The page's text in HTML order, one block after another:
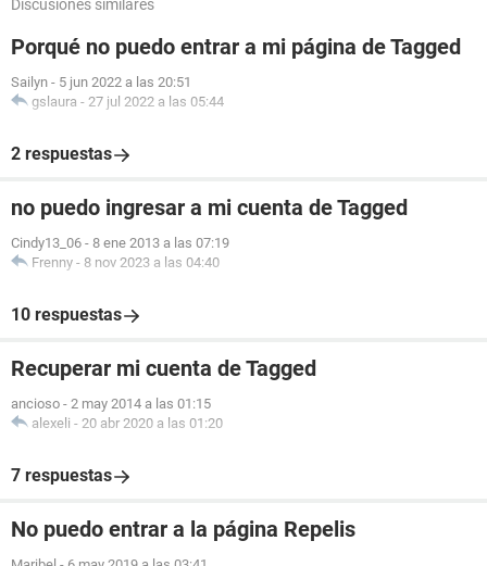
Discusiones similares
Porqué no puedo entrar a mi página de Tagged
Sailyn - 5 jun 2022 a las 20:51
gslaura - 27 jul 2022 a las 05:44
2 respuestas
no puedo ingresar a mi cuenta de Tagged
Cindy13_06 - 8 ene 2013 a las 07:19
Frenny - 8 nov 2023 a las 04:40
10 respuestas
Recuperar mi cuenta de Tagged
ancioso - 2 may 2014 a las 01:15
alexeli - 20 abr 2020 a las 01:20
7 respuestas
No puedo entrar a la página Repelis